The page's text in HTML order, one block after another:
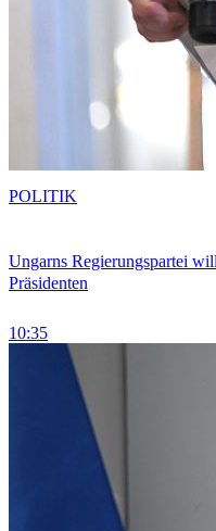
Ungarns Regierungspartei
Präsidenten
10:35
POLITIK